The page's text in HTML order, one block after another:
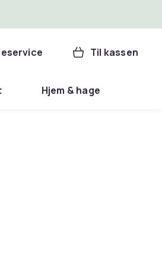
Til kassen
Hjem & hage